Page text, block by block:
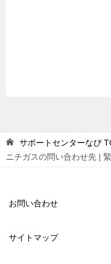
サポートセンターなび
ニチガスの問い合わせ先 |
お問い合わせ
サイトマップ